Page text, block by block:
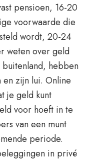
pensioen, 16-20
voorwaarde die
wordt, 20-24
weten over geld
hebben
zijn lui. Online
je geld kunt
voor hoeft in te
van een munt
periode.
in privé